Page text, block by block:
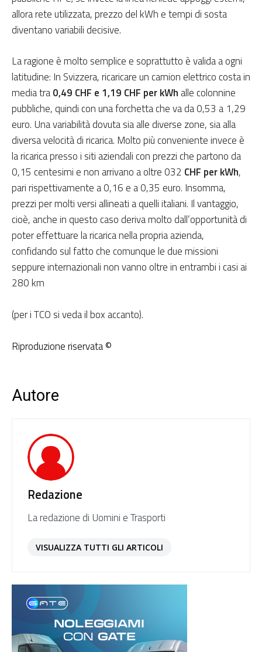
allora rete utilizzata, prezzo del kWh e tempi di sosta
diventano variabili decisive.
La ragione è molto semplice e soprattutto è valida a ogni
latitudine: In Svizzera, ricaricare un camion elettrico costa in
media tra0,49 CHF e 1,19 CHF per kWh alle colonnine
pubbliche, quindi con una forchetta che va da 0,53 a 1,29
euro. Una variabilità dovuta sia alle diverse zone, sia alla
diversa velocità di ricarica. Molto più conveniente invece è
la ricarica presso i siti aziendali con prezzi che partono da
0,15 centesimi e non arrivano a oltre 032 CHF per kWh,
pari rispettivamente a 0,16 e a 0,35 euro. Insomma,
prezzi per molti versi allineati a quelli italiani. Il vantaggio,
cioè, anche in questo caso deriva molto dall’opportunità di
poter effettuare la ricarica nella propria azienda,
confidando sul fatto che comunque le due missioni
seppure internazionali non vanno oltre in entrambi i casi ai
280 km
(per i TCO si veda il box accanto).
Riproduzione riservata ©
Autore
Redazione
La redazione di Uomini e Trasporti
VISUALIZZA TUTTI GLI ARTICOLI